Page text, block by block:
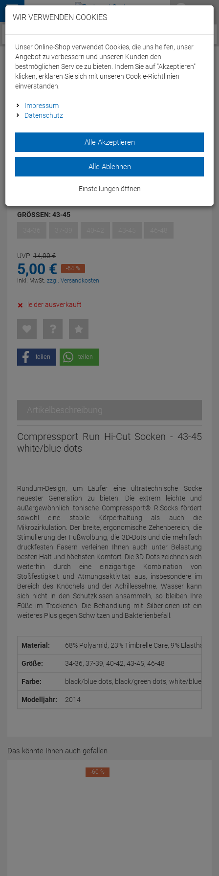
Menü
Service / Hilfe
Compressport Run Hi-Cut Socken - 43-45
white/blue dots
Ultratechnische Socke neuester Generation.
GRÖSSEN: 43-45
UVP: 14,00€
5,00 €
-64 %
inkl. MwSt. zzgl. Versandkosten
leider ausverkauft
teilen teilen
Artikelbeschreibung
Compressport Run Hi-Cut Socken - 43-45
white/blue dots
Rundum-Design, um Läufer eine ultratechnische Socke
neuester Generation zu bieten. Die extrem leichte und
außergewöhnlich tonische Compressport® R.Socks fördert
sowohl eine stabile Körperhaltung als auch die
Mikrozirkulation. Der breite, ergonomische Zehenbereich, die
Stimulierung der Fußwölbung, die 3D-Dots und die mehrfach
druckfesten Fasern verleihen Ihnen auch unter Belastung
besten Halt und höchsten Komfort. Die 3D-Dots zeichnen sich
weiterhin durch eine einzigartige Kombination von
Stoßfestigkeit und Atmungsaktivität aus, insbesondere im
Bereich des Knöchels und der Achillessehne. Wasser kann
sich nicht in den Schutzkissen ansammeln, so bleiben Ihre
Füße im Trockenen. Die Behandlung mit Silberionen ist ein
weiteres Plus gegen Schwitzen und Bakterienbefall.
Material: 68% Polyamid, 23% Timbrelle Care, 9% Elasthan
Größe: 34-36, 37-39, 40-42, 43-45, 46-48
Farbe: black/blue dots, black/green dots, white/blue
Modelljahr: 2014
Das könnte Ihnen auch gefallen
-60 %
WIR VERWENDEN COOKIES
Unser Online-Shop verwendet Cookies, die uns helfen, unser
Angebot zu verbessern und unseren Kunden den
bestmöglichen Service zu bieten. Indem Sie auf "Akzeptieren"
klicken, erklären Sie sich mit unseren Cookie-Richtlinien
einverstanden.
Impressum
Datenschutz
Alle Akzeptieren
Alle Ablehnen
Einstellungen öffnen